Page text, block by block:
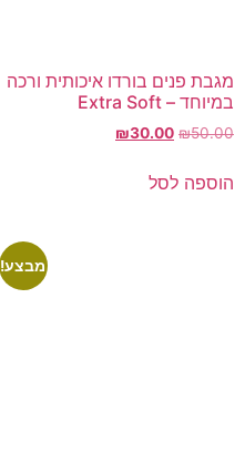
מגבת פנים בורדו איכותית ורכה
במיוחד – Extra Soft
₪50.00
₪30.00
הוספה לסל
מבצע!